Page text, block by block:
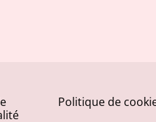
Politique de